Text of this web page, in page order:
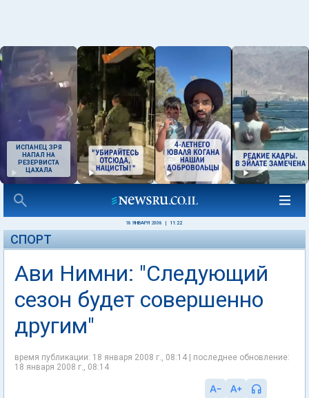
ИСПАНЕЦ ЗРЯ
НАПАЛ НА
РЕЗЕРВИСТА
ЦАХАЛА
18 ЯНВАРЯ 2008 11:22
СПОРТ
Ави Нимни: "Следующий
сезон будет совершенно
другим"
время публикации: 18 января 2008 г., 08:14 | последнее обновление:
18 января 2008 г., 08:14